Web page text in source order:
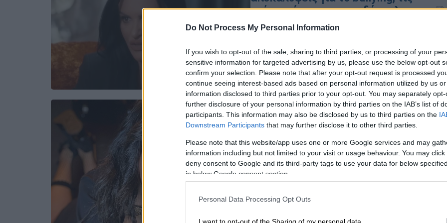
Do Not Process My Personal Information
If you wish to opt-out of the sale, sharing to third parties, or processing of your
sensitive information for targeted advertising by us, please use the below opt-out
confirm your selection. Please note that after your opt-out request is processed
continue seeing interest-based ads based on personal information utilized by us
information disclosed to third parties prior to your opt-out. You may separately
further disclosure of your personal information by third parties on the IAB’s list of
participants. This information may also be disclosed by us to third parties on the
Downstream Participants that may further disclose it to other third parties.
Please note that this website/app uses one or more Google services and may
information including but not limited to your visit or usage behaviour. You may
deny consent to Google and its third-party tags to use your data for below
in below Google consent section.
Personal Data Processing Opt Outs
I want to opt-out of the Sharing of my personal data.
κρίσεις άγχους και τη δύσκολη
διαδρομή προς την επιτυχία
όλα στη συνέντευξή της στον Σταύρο
Θεοδωράκη
Lifestyle|12.02.2024 20:20
Δήμητρα Κατσαφάδου: Η
εξομολόγηση για την περιπέτεια
υγείας της - «Θα σηκωθώ ξανά με
τη βοήθεια του Θεού»
Η ανάρτηση που έκανε στο Instagram